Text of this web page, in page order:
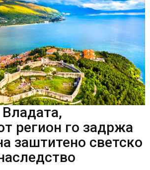
регион го задржа
заштитено светско